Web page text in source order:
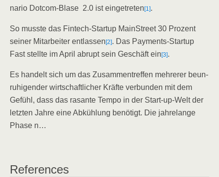
na­rio Dot­com-Bla­se 2.0 ist ein­ge­tre­ten [1].
So muss­te das Fin­tech-Start­up Main­Street 30 Pro­zent
sei­ner Mit­ar­bei­ter ent­las­sen [2]. Das Pay­ments-Start­up
Fast stell­te im April abrupt sein Geschäft ein [3].
Es han­delt sich um das Zusam­men­tref­fen meh­re­rer beun­
ru­hi­gen­der wirt­schaft­li­cher Kräf­te ver­bun­den mit dem
Gefühl, dass das rasan­te Tem­po in der Start-up-Welt der
letz­ten Jah­re eine Abküh­lung benö­tigt. Die jah­re­lan­ge
Pha­se n…
Refe­ren­ces